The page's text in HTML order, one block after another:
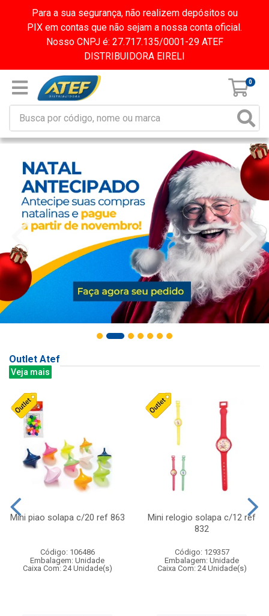
Para a sua segurança, não realizem depósitos ou
PIX em contas que não sejam a nossa conta oficial.
Nosso CNPJ é: 27.717.135/0001-29 ATEF
DISTRIBUIDORA EIRELI
0
Outlet Atef
Veja mais
Mini piao solapa c/20 ref 863
Código: 106486
Embalagem: Unidade
Caixa Com: 24 Unidade(s)
Mini relogio solapa c/12 ref
832
Código: 129357
Embalagem: Unidade
Caixa Com: 24 Unidade(s)